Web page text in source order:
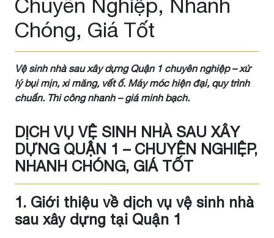
Chuyên Nghiệp, Nhanh
Chóng, Giá Tốt
Vệ sinh nhà sau xây dựng Quận 1 chuyên nghiệp – xử
lý bụi mịn, xi măng, vết ố. Máy móc hiện đại, quy trình
chuẩn. Thi công nhanh – giá minh bạch.
DỊCH VỤ VỆ SINH NHÀ SAU XÂY
DỰNG QUẬN 1 – CHUYÊN NGHIỆP,
NHANH CHÓNG, GIÁ TỐT
1. Giới thiệu về dịch vụ vệ sinh nhà
sau xây dựng tại Quận 1